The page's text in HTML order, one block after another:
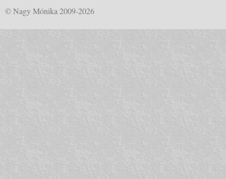
© Nagy Mónika 2009-2026